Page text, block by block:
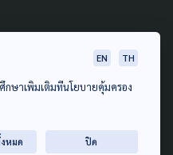
ละแพร่ภาพสาธารณะแห่ง
EN TH
กษาเพิ่มเติมที่นโยบายคุ้มครอง
หมด ปิด